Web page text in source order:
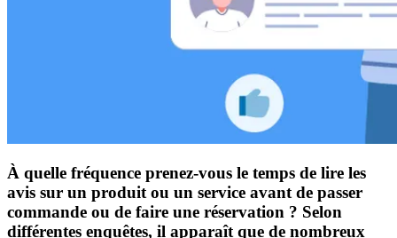
À quelle fréquence prenez-vous le temps de lire les
avis sur un produit ou un service avant de passer
commande ou de faire une réservation ? Selon
différentes enquêtes, il apparaît que de nombreux